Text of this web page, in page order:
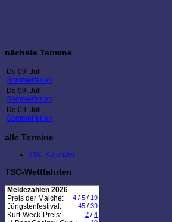
nächste Termine
Do 09. Juli
Sommerferien
Do 09. Juli
Sommerferien
Do 09. Juli
Sommerferien
alle Termine
TSC-Kalender
TSC-Wettfahrten
Meldezahlen 2026
Preis der Malche:
4 / 5 / 19
Jüngstenfestival: 45 / 39
Kurt-Weck-Preis: 2 / 4